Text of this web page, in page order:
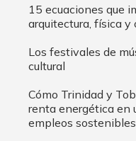
15 ecuaciones que
arquitectura, física y
Los festivales de
cultural
Cómo Trinidad y
renta energética en
empleos sostenibles